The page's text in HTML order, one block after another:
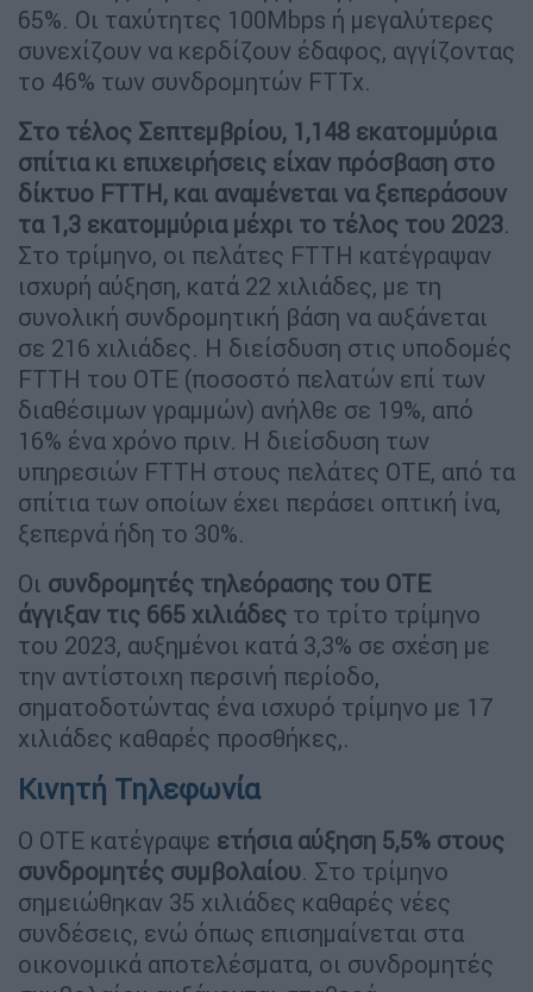
65%. Οι ταχύτητες 100Mbps ή μεγαλύτερες
συνεχίζουν να κερδίζουν έδαφος, αγγίζοντας
το 46% των συνδρομητών FTTx.
Στο τέλος Σεπτεμβρίου, 1,148 εκατομμύρια
σπίτια κι επιχειρήσεις είχαν πρόσβαση στο
δίκτυο FTTH, και αναμένεται να ξεπεράσουν
τα 1,3 εκατομμύρια μέχρι το τέλος του 2023.
Στο τρίμηνο, οι πελάτες FTTH κατέγραψαν
ισχυρή αύξηση, κατά 22 χιλιάδες, με τη
συνολική συνδρομητική βάση να αυξάνεται
σε 216 χιλιάδες. Η διείσδυση στις υποδομές
FTTH του ΟΤΕ (ποσοστό πελατών επί των
διαθέσιμων γραμμών) ανήλθε σε 19%, από
16% ένα χρόνο πριν. Η διείσδυση των
υπηρεσιών FTTH στους πελάτες ΟΤΕ, από τα
σπίτια των οποίων έχει περάσει οπτική ίνα,
ξεπερνά ήδη το 30%.
Οι συνδρομητές τηλεόρασης του ΟΤΕ
άγγιξαν τις 665 χιλιάδες το τρίτο τρίμηνο
του 2023, αυξημένοι κατά 3,3% σε σχέση με
την αντίστοιχη περσινή περίοδο,
σηματοδοτώντας ένα ισχυρό τρίμηνο με 17
χιλιάδες καθαρές προσθήκες,.
Κινητή Τηλεφωνία
Ο ΟΤΕ κατέγραψε ετήσια αύξηση 5,5% στους
συνδρομητές συμβολαίου. Στο τρίμηνο
σημειώθηκαν 35 χιλιάδες καθαρές νέες
συνδέσεις, ενώ όπως επισημαίνεται στα
οικονομικά αποτελέσματα, οι συνδρομητές